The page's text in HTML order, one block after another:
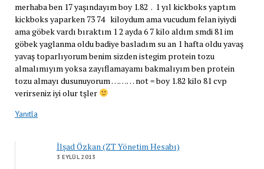
merhaba ben 17 yaşındayım boy 1.82 . 1 yıl kickboks yaptım
kickboks yaparken 73 74 kiloydum ama vucudum felan iyiydi
ama göbek vardı bıraktım 1 2 ayda 6 7 kilo aldım smdi 81 im
göbek yaglanma oldu badiye basladım su an 1 hafta oldu yavaş
yavaş toparlıyorum benim sizden istegim protein tozu
almalımıyım yoksa zayıflamayamı bakmalıyım ben protein
tozu almayı dusunuyorum ……… not = boy 1.82 kilo 81 cvp
verirseniz iyi olur tşler
Yanıtla
İlşad Özkan (ZT Yönetim Hesabı)
3 EYLÜL 2013